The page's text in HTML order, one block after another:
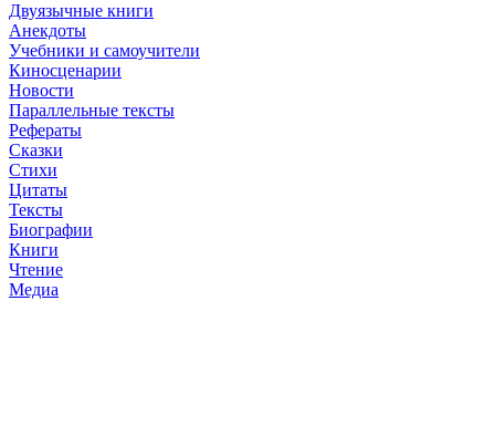
Двуязычные книги
Анекдоты
Учебники и самоучители
Киносценарии
Новости
Параллельные тексты
Рефераты
Сказки
Стихи
Цитаты
Тексты
Биографии
Книги
Чтение
Медиа